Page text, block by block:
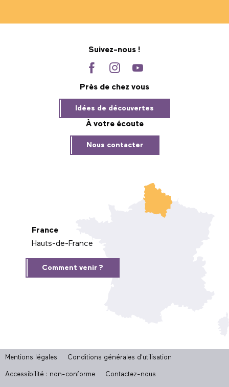
Suivez-nous !
Près de chez vous
Idées de découvertes
À votre écoute
Nous contacter
France
Hauts-de-France
Comment venir ?
Mentions légales Conditions générales d'utilisation
Accessibilité : non-conforme Contactez-nous